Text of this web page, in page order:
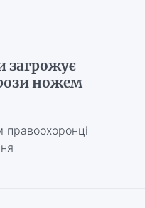
ножем
правоохоронці